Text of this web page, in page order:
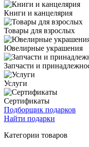
Книги и канцелярия
Товары для взрослых
Ювелирные украшения
Запчасти и
Услуги
Сертификаты
Подборщик подарков
Найти подарки
Категории товаров